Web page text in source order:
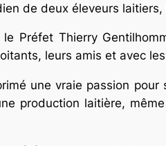
de deux éleveurs
le Préfet Thierry
leurs amis et avec
une vraie passion
production laitière,